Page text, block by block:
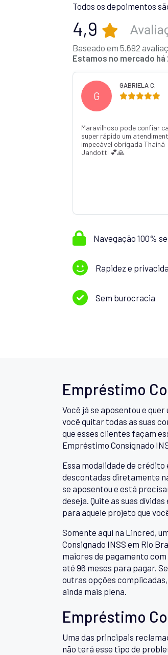
Todos os depoimentos
4,9
Baseado em 5.692
Estamos no mercado há
G
GABRIELA C.
Maravilhoso pode confiar
super rápido um
impecável obrigada Thainá
Jandotti 💕🙏
Navegação 100%
Rapidez e
Sem burocracia
Empréstimo
Você já se aposentou e
você quitar todas as suas
que esses clientes façam
Empréstimo Consignado
Essa modalidade de
descontadas diretamente
se aposentou e está
deseja. Quite as suas
para aquele projeto que
Somente aqui na Lincred,
Consignado INSS em Rio
maiores de pagamento
até 96 meses para pagar.
outras opções
ainda mais plena.
Empréstimo
Uma das principais
não terá esse tipo de